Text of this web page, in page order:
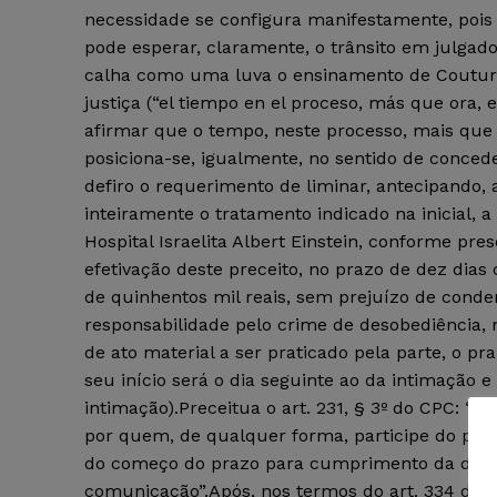
necessidade se configura manifestamente,
pode esperar, claramente, o trânsito em
calha como uma luva o ensinamento de
justiça (“el tiempo en el proceso, más que
afirmar que o tempo, neste processo, mais
posiciona-se, igualmente, no sentido de
defiro o requerimento de liminar,
inteiramente o tratamento indicado na inicial,
Hospital Israelita Albert Einstein, conforme
efetivação deste preceito, no prazo de dez
de quinhentos mil reais, sem prejuízo de
responsabilidade pelo crime de desobediência,
de ato material a ser praticado pela parte, o
seu início será o dia seguinte ao da intimação
intimação).Preceitua o art. 231, § 3º do CPC:
por quem, de qualquer forma, participe do
do começo do prazo para cumprimento da
comunicação”.Após, nos termos do art. 334 do